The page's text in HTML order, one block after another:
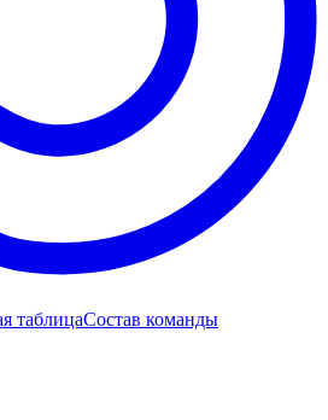
таблицаСостав команды